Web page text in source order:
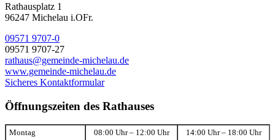
Rathausplatz 1
96247 Michelau i.OFr.
09571 9707-0
09571 9707-27
rathaus@gemeinde-michelau.de
www.gemeinde-michelau.de
Sicheres Kontaktformular
Öffnungszeiten des Rathauses
Montag 08:00 Uhr – 12:00 Uhr 14:00 Uhr – 18:00 Uhr